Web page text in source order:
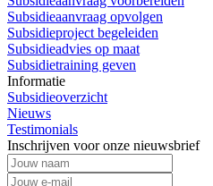
Subsidieaanvraag opvolgen
Subsidieproject begeleiden
Subsidieadvies op maat
Subsidietraining geven
Informatie
Subsidieoverzicht
Nieuws
Testimonials
Inschrijven voor onze nieuwsbrief